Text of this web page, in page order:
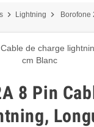
chevron_right Lightning chevron_right Borofone
8 Pin